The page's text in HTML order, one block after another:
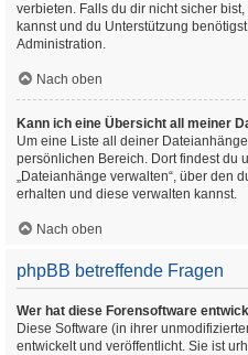
verbieten. Falls du dir nicht sicher
kannst und du Unterstützung
Administration.
Nach oben
Kann ich eine Übersicht all meiner
Um eine Liste all deiner
persönlichen Bereich. Dort findest du
„Dateianhänge verwalten“, über den
erhalten und diese verwalten kannst.
Nach oben
phpBB betreffende Fragen
Wer hat diese Forensoftware
Diese Software (in ihrer
entwickelt und veröffentlicht. Sie ist